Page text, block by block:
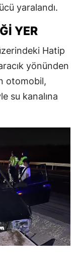
yaralandı.
YER
Hatip
yönünden
otomobil,
su kanalına